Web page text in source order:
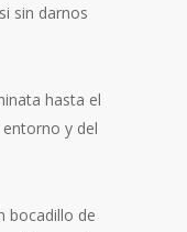
sin darnos
hasta el
y del
bocadillo de